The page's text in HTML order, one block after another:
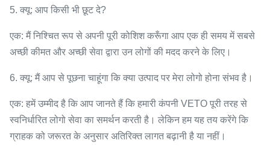
5. क्यू: आप किसी भी छूट दे?
एक: मैं निश्चित रूप से अपनी पूरी कोशिश करूँगा आप एक ही समय में सबसे
अच्छी कीमत और अच्छी सेवा द्वारा उन लोगों की मदद करने के लिए।
6. क्यू: मैं आप से पूछना चाहूंगा कि क्या उत्पाद पर मेरा लोगो होना संभव है।
एक: हमें उम्मीद है कि आप जानते हैं कि हमारी कंपनी VETO पूरी तरह से
स्वनिर्धारित लोगो सेवा का समर्थन करती है। लेकिन हम यह तय करेंगे कि
ग्राहक को जरूरत के अनुसार अतिरिक्त लागत बढ़ानी है या नहीं।